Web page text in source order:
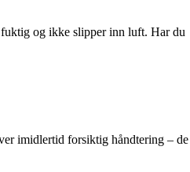
fuktig og ikke slipper inn luft. Har du
imidlertid forsiktig håndtering – de